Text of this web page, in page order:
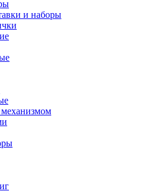
и наборы